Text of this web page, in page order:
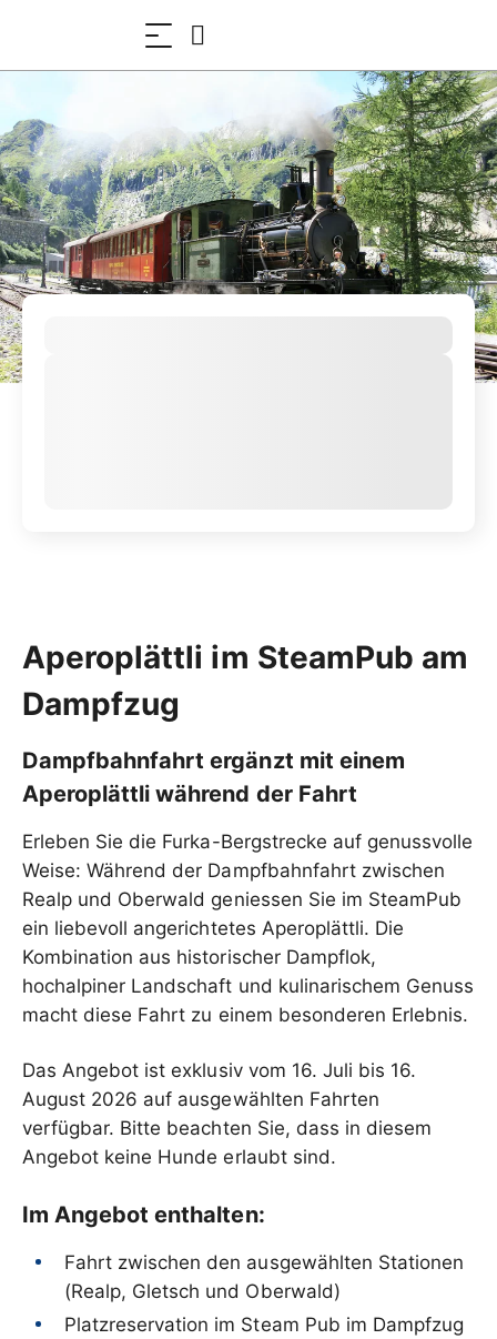
Aperoplättli im SteamPub am
Dampfzug
Dampfbahnfahrt ergänzt mit einem
Aperoplättli während der Fahrt
Erleben Sie die Furka-Bergstrecke auf genussvolle
Weise: Während der Dampfbahnfahrt zwischen
Realp und Oberwald geniessen Sie im SteamPub
ein liebevoll angerichtetes Aperoplättli. Die
Kombination aus historischer Dampflok,
hochalpiner Landschaft und kulinarischem Genuss
macht diese Fahrt zu einem besonderen Erlebnis.
Das Angebot ist exklusiv vom 16. Juli bis 16.
August 2026 auf ausgewählten Fahrten
verfügbar. Bitte beachten Sie, dass in diesem
Angebot keine Hunde erlaubt sind.
Im Angebot enthalten:
Fahrt zwischen den ausgewählten Stationen
(Realp, Gletsch und Oberwald)
Platzreservation im Steam Pub im Dampfzug